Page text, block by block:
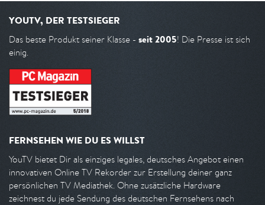
YOUTV, DER TESTSIEGER
Das beste Produkt seiner Klasse - seit 2005! Die Presse ist sich
einig.
FERNSEHEN WIE DU ES WILLST
YouTV bietet Dir als einziges legales, deutsches Angebot einen
innovativen Online TV Rekorder zur Erstellung deiner ganz
persönlichen TV Mediathek. Ohne zusätzliche Hardware
zeichnest du jede Sendung des deutschen Fernsehens nach